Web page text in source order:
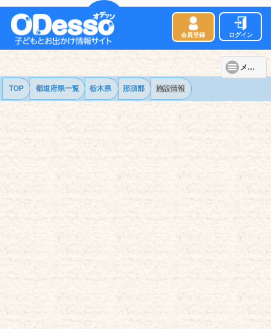
会員登録 ログイン
メニュー
TOP 都道府県一覧 栃木県 那須郡 施設情報